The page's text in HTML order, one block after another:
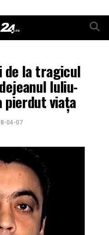
de la tragicul
Iuliu-
pierdut viața
04-07